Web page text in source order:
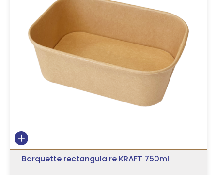
Barquette rectangulaire KRAFT 750ml